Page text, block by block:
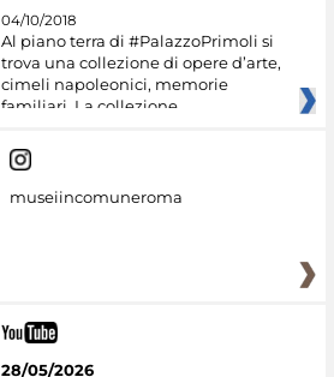
04/10/2018
Al piano terra di #PalazzoPrimoli si
trova una collezione di opere d’arte,
cimeli napoleonici, memorie
familiari. La collezione
museiincomuneroma
28/05/2026